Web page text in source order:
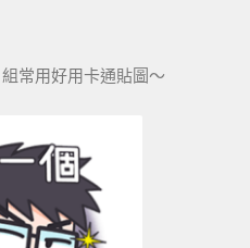
常用好用卡通貼圖～